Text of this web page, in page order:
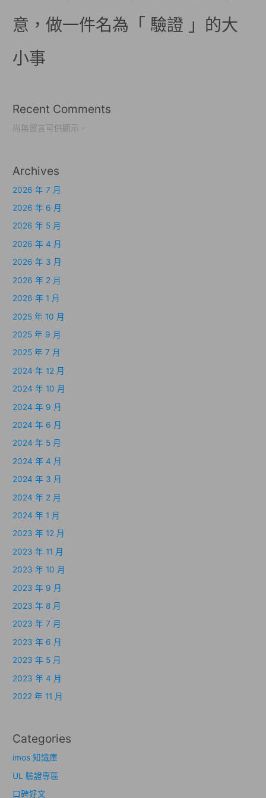
意，做一件名為「 驗證 」的大
小事
Recent Comments
尚無留言可供顯示。
Archives
2026 年 7 月
2026 年 6 月
2026 年 5 月
2026 年 4 月
2026 年 3 月
2026 年 2 月
2026 年 1 月
2025 年 10 月
2025 年 9 月
2025 年 7 月
2024 年 12 月
2024 年 10 月
2024 年 9 月
2024 年 6 月
2024 年 5 月
2024 年 4 月
2024 年 3 月
2024 年 2 月
2024 年 1 月
2023 年 12 月
2023 年 11 月
2023 年 10 月
2023 年 9 月
2023 年 8 月
2023 年 7 月
2023 年 6 月
2023 年 5 月
2023 年 4 月
2022 年 11 月
Categories
imos 知識庫
UL 驗證專區
口碑好文